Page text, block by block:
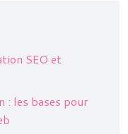
SEO et
: les bases pour